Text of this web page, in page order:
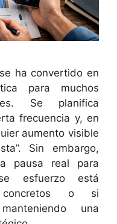
ha convertido en
para muchos
Se planifica
frecuencia y, en
aumento visible
Sin embargo,
pausa real para
esfuerzo está
concretos o si
una